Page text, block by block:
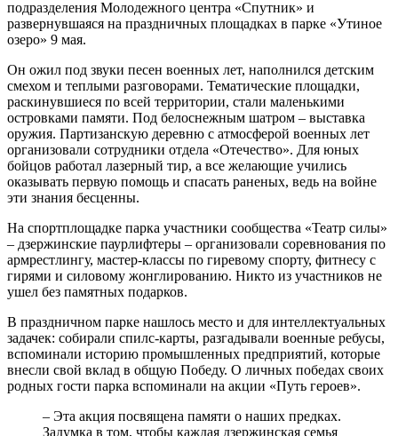
подразделения Молодежного центра «Спутник» и
развернувшаяся на праздничных площадках в парке «Утиное
озеро» 9 мая.
Он ожил под звуки песен военных лет, наполнился детским
смехом и теплыми разговорами. Тематические площадки,
раскинувшиеся по всей территории, стали маленькими
островками памяти. Под белоснежным шатром – выставка
оружия. Партизанскую деревню с атмосферой военных лет
организовали сотрудники отдела «Отечество». Для юных
бойцов работал лазерный тир, а все желающие учились
оказывать первую помощь и спасать раненых, ведь на войне
эти знания бесценны.
На спортплощадке парка участники сообщества «Театр силы»
– дзержинские паурлифтеры – организовали соревнования по
армрестлингу, мастер-классы по гиревому спорту, фитнесу с
гирями и силовому жонглированию. Никто из участников не
ушел без памятных подарков.
В праздничном парке нашлось место и для интеллектуальных
задачек: собирали спилс-карты, разгадывали военные ребусы,
вспоминали историю промышленных предприятий, которые
внесли свой вклад в общую Победу. О личных победах своих
родных гости парка вспоминали на акции «Путь героев».
– Эта акция посвящена памяти о наших предках.
Задумка в том, чтобы каждая дзержинская семья